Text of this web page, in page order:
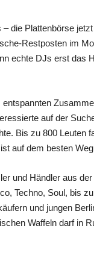
die Plattenbörse
Restposten im
echte DJs erst das
auf der
Bis zu 800 Leuten
auf dem besten
und Händler aus
Techno, Soul, bis
und jungen
Waffeln darf in